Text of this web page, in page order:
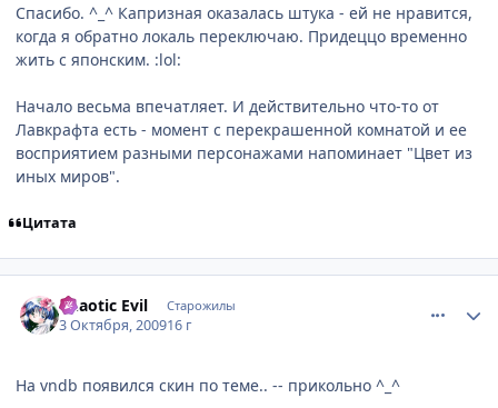
Cпасибо. ^_^ Капризная оказалась штука - ей не нравится,
когда я обратно локаль переключаю. Придеццо временно
жить с японским. :lol:
Начало весьма впечатляет. И действительно что-то от
Лавкрафта есть - момент с перекрашенной комнатой и ее
восприятием разными персонажами напоминает "Цвет из
иных миров".
Цитата
Chaotic Evil Старожилы
3 Октября, 200916 г
На vndb появился скин по теме.. -- прикольно ^_^